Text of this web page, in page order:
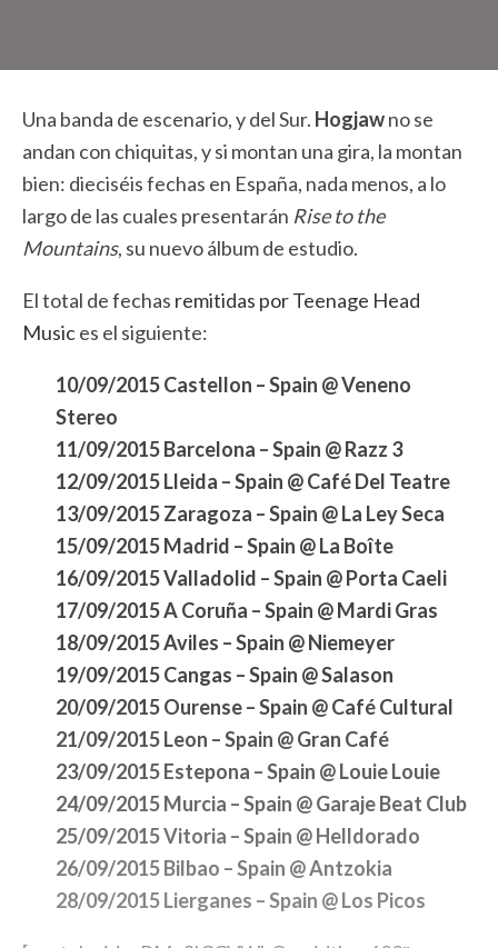
Una banda de escenario, y del Sur. Hogjawno se
andan con chiquitas, y si montan una gira, la montan
bien: dieciséis fechas en España, nada menos, a lo
largo de las cuales presentarán Rise to the
Mountains, su nuevo álbum de estudio.
El total de fechas remitidas por Teenage Head
Musices el siguiente:
10/09/2015 Castellon – Spain @ Veneno
Stereo
11/09/2015 Barcelona – Spain @ Razz 3
12/09/2015 Lleida – Spain @ Café Del Teatre
13/09/2015 Zaragoza – Spain @ La Ley Seca
15/09/2015 Madrid – Spain @ La Boîte
16/09/2015 Valladolid – Spain @ Porta Caeli
17/09/2015 A Coruña – Spain @ Mardi Gras
18/09/2015 Aviles – Spain @ Niemeyer
19/09/2015 Cangas – Spain @ Salason
20/09/2015 Ourense – Spain @ Café Cultural
21/09/2015 Leon – Spain @ Gran Café
23/09/2015 Estepona – Spain @ Louie Louie
24/09/2015 Murcia – Spain @ Garaje Beat Club
25/09/2015 Vitoria – Spain @ Helldorado
26/09/2015 Bilbao – Spain @ Antzokia
28/09/2015 Lierganes – Spain @ Los Picos